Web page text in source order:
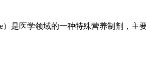
）是医学领域的一种特殊营养制剂，